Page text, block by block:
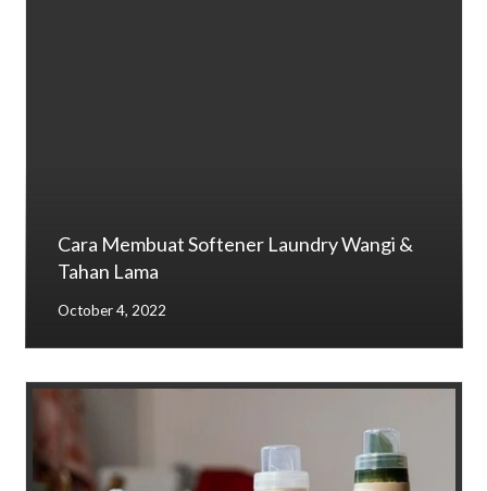
Cara Membuat Softener Laundry Wangi &
Tahan Lama
October 4, 2022